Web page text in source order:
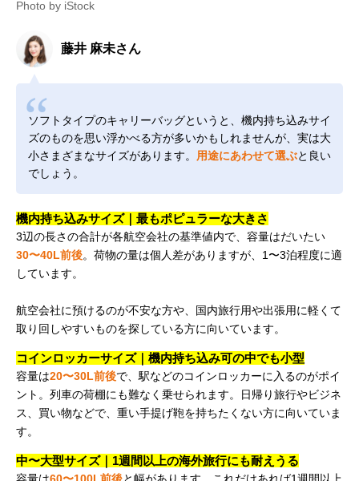
Photo by iStock
藤井 麻未さん
ソフトタイプのキャリーバッグというと、機内持ち込みサイ
ズのものを思い浮かべる方が多いかもしれませんが、実は大
小さまざまなサイズがあります。 用途にあわせて選ぶと良い
でしょう。
機内持ち込みサイズ｜最もポピュラーな大きさ
3辺の長さの合計が各航空会社の基準値内で、容量はだいたい
30〜40L前後。荷物の量は個人差がありますが、1〜3泊程度に適
しています。
航空会社に預けるのが不安な方や、国内旅行用や出張用に軽くて
取り回しやすいものを探している方に向いています。
コインロッカーサイズ｜機内持ち込み可の中でも小型
容量は20〜30L前後で、駅などのコインロッカーに入るのがポイ
ント。列車の荷棚にも難なく乗せられます。日帰り旅行やビジネ
ス、買い物などで、重い手提げ鞄を持ちたくない方に向いていま
す。
中〜大型サイズ｜1週間以上の海外旅行にも耐えうる